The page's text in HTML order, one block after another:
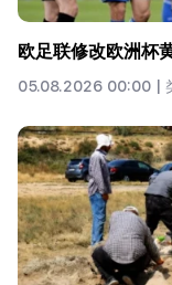
欧足联修改欧洲杯
05.08.2026 00:00 |